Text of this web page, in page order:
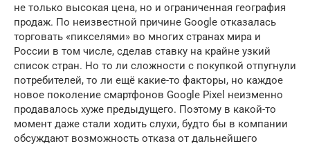
не только высокая цена, но и ограниченная география
продаж. По неизвестной причине Google отказалась
торговать «пикселями» во многих странах мира и
России в том числе, сделав ставку на крайне узкий
список стран. Но то ли сложности с покупкой отпугнули
потребителей, то ли ещё какие-то факторы, но каждое
новое поколение смартфонов Google Pixel неизменно
продавалось хуже предыдущего. Поэтому в какой-то
момент даже стали ходить слухи, будто бы в компании
обсуждают возможность отказа от дальнейшего